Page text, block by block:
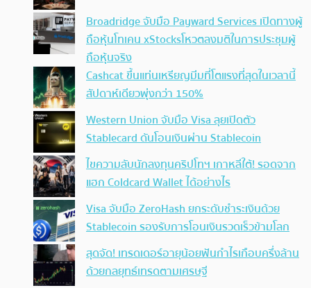
Broadridge จับมือ Payward Services เปิดทางผู้
ถือหุ้นโทเคน xStocksโหวตลงมติในการประชุมผู้
ถือหุ้นจริง
Cashcat ขึ้นแท่นเหรียญมีมที่โตแรงที่สุดในเวลานี้
สัปดาห์เดียวพุ่งกว่า 150%
Western Union จับมือ Visa ลุยเปิดตัว
Stablecard ดันโอนเงินผ่าน Stablecoin
ไขความลับนักลงทุนคริปโทฯ เกาหลีใต้! รอดจาก
แฮก Coldcard Wallet ได้อย่างไร
Visa จับมือ ZeroHash ยกระดับชำระเงินด้วย
Stablecoin รองรับการโอนเงินรวดเร็วข้ามโลก
สุดจัด! เทรดเดอร์อายุน้อยฟันกำไรเกือบครึ่งล้าน
ด้วยกลยุทธ์เทรดตามเศรษฐี